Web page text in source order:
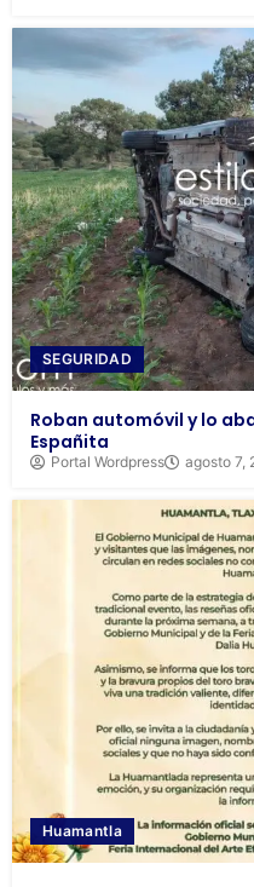
SEGURIDAD
Roban automóvil y lo
Españita
Portal Wordpress agosto 7,
Huamantla